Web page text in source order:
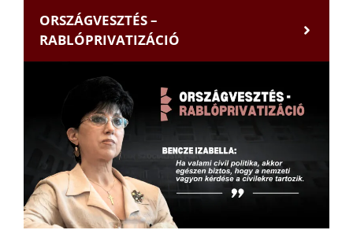
ORSZÁGVESZTÉS –
RABLÓPRIVATIZÁCIÓ